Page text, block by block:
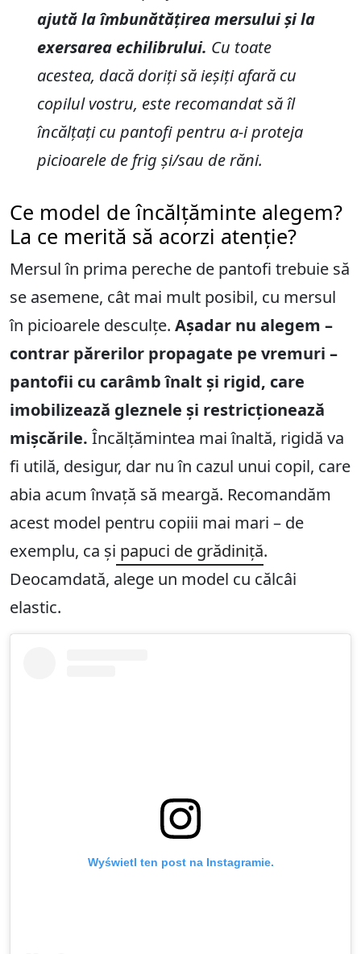
ajută la îmbunătățirea mersului și la
exersarea echilibrului. Cu toate
acestea, dacă doriți să ieșiți afară cu
copilul vostru, este recomandat să îl
încălțați cu pantofi pentru a-i proteja
picioarele de frig și/sau de răni.
Ce model de încălțăminte alegem?
La ce merită să acorzi atenție?
Mersul în prima pereche de pantofi trebuie să
se asemene, cât mai mult posibil, cu mersul
în picioarele desculțe. Așadar nu alegem –
contrar părerilor propagate pe vremuri –
pantofii cu carâmb înalt și rigid, care
imobilizează gleznele și restricționează
mișcările. Încălțămintea mai înaltă, rigidă va
fi utilă, desigur, dar nu în cazul unui copil, care
abia acum învață să meargă. Recomandăm
acest model pentru copiii mai mari – de
exemplu, ca și papuci de grădiniță.
Deocamdată, alege un model cu călcâi
elastic.
Wyświetl ten post na Instagramie.